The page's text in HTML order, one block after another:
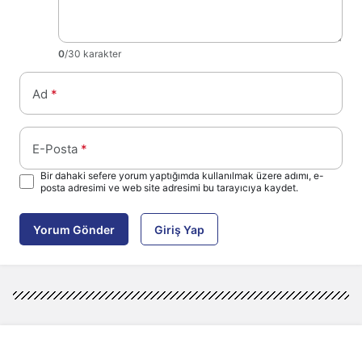
0/30 karakter
Ad *
E-Posta *
Bir dahaki sefere yorum yaptığımda kullanılmak üzere adımı, e-
posta adresimi ve web site adresimi bu tarayıcıya kaydet.
Yorum Gönder Giriş Yap